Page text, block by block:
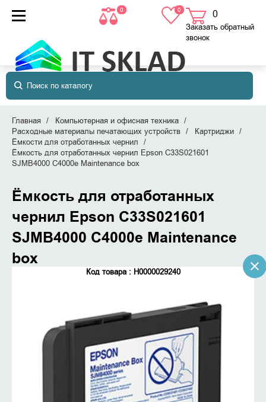
0 0 0
в корзине
Заказать обратный
звонок
Главная
Компьютерная и офисная техника
Расходные материалы печатающих устройств
Картриджи
Ёмкости для отработанных чернил
Ёмкость для отработанных чернил Epson C33S021601
SJMB4000 C4000e Maintenance box
Ёмкость для отработанных
чернил Epson C33S021601
SJMB4000 C4000e Maintenance
box
Код товара : Н0000029240